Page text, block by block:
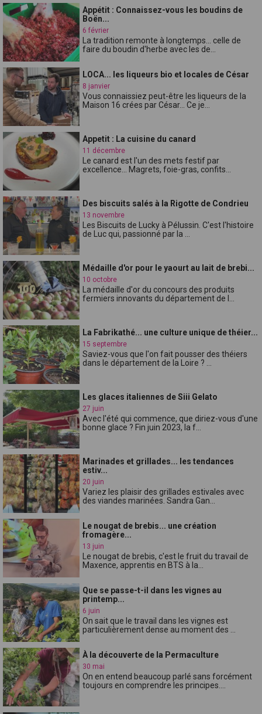
Appétit : Connaissez-vous les boudins de
Boën...
6 février
La tradition remonte à longtemps... celle de
faire du boudin d'herbe avec les de...
LOCA... les liqueurs bio et locales de César
8 janvier
Vous connaissiez peut-être les liqueurs de la
Maison 16 crées par César... Ce je...
Appetit : La cuisine du canard
11 décembre
Le canard est l'un des mets festif par
excellence... Magrets, foie-gras, confits...
Des biscuits salés à la Rigotte de Condrieu
13 novembre
Les Biscuits de Lucky à Pélussin. C'est l'histoire
de Luc qui, passionné par la ...
Médaille d'or pour le yaourt au lait de brebi...
10 octobre
La médaille d'or du concours des produits
fermiers innovants du département de l...
La Fabrikathé... une culture unique de théier...
15 septembre
Saviez-vous que l'on fait pousser des théiers
dans le département de la Loire ? ...
Les glaces italiennes de Siii Gelato
27 juin
Avec l'été qui commence, que diriez-vous d'une
bonne glace ? Fin juin 2023, la f...
Marinades et grillades... les tendances
estiv...
20 juin
Variez les plaisir des grillades estivales avec
des viandes marinées. Sandra Gan...
Le nougat de brebis... une création
fromagère...
13 juin
Le nougat de brebis, c'est le fruit du travail de
Maxence, apprentis en BTS à la...
Que se passe-t-il dans les vignes au
printemp...
6 juin
On sait que le travail dans les vignes est
particulièrement dense au moment des ...
À la découverte de la Permaculture
30 mai
On en entend beaucoup parlé sans forcément
toujours en comprendre les principes....